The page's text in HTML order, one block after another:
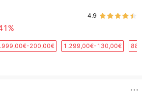
4.9
200,00€ 1.299,00€-130,00€